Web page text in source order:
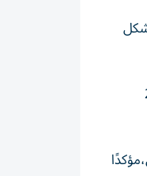
2005